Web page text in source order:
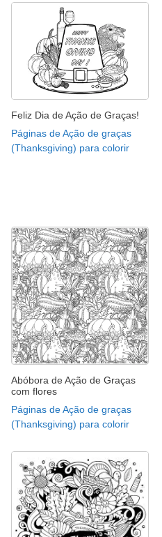
Feliz Dia de Ação de Graças!
Páginas de Ação de graças
(Thanksgiving) para colorir
Abóbora de Ação de Graças
com flores
Páginas de Ação de graças
(Thanksgiving) para colorir